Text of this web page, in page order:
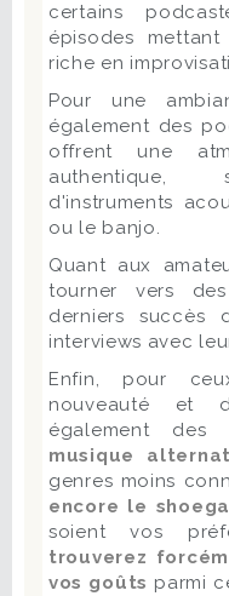
certains
épisodes
riche en
Pour une
également des
offrent une
authentique,
d'instruments
ou le banjo.
Quant aux
tourner vers
derniers succès
interviews avec
Enfin, pour
nouveauté et
également des
musique
genres moins
encore le
soient vos
trouverez
vos goûts parmi